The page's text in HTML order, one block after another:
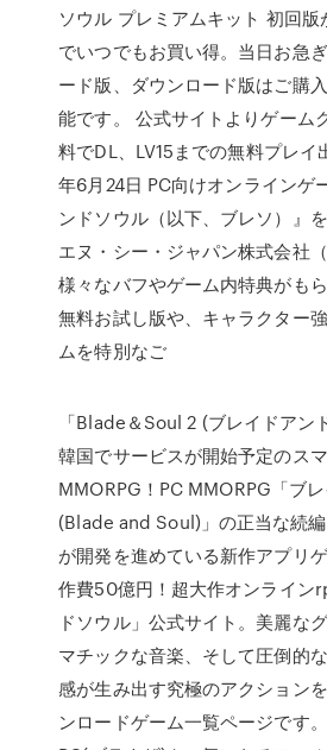
ソウル プレミアムキット 初回版
でいつでもお買い得。当日お急
ード版、ダウンロード版はご購
能です。 公式サイトよりゲーム
料でDL、LV15までの無料プレ
年6月24日 PC向けオンラインゲ
ンドソウル（以下、ブレソ）』
エヌ・シー・ジャパン株式会社
様々なバフやゲーム内特典がも
無料お試し版や、キャラクター
ムを特別なご
「Blade＆Soul 2 (ブレイドアン
韓国でサービスが開始予定のス
MMORPG！PC MMORPG「ブ
(Blade and Soul)」の正当な続
が開発を進めている新作アプリ
作費50億円！超大作オンライン
ドソウル」公式サイト。美麗な
マチックな音楽、そして圧倒的
感が生み出す究極のアクション
ンロードゲーム一覧ページです